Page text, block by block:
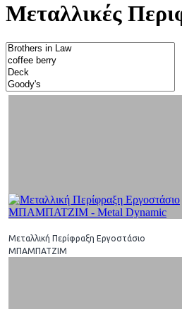
Μεταλλικές
Μεταλλική Περίφραξη Εργοστάσιο
ΜΠΑΜΠΑΤΖΙΜ